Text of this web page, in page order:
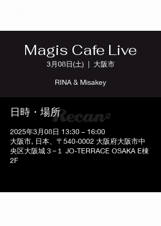
Magis Cafe Live
3月08日(土)
  |
大阪市
RINA & Misakey
日時・場所
2025年3月08日 13:30 – 16:00
大阪市, 日本、〒540-0002 大阪府大阪市中
央区大阪城３−１ JO-TERRACE OSAKA E棟
2F